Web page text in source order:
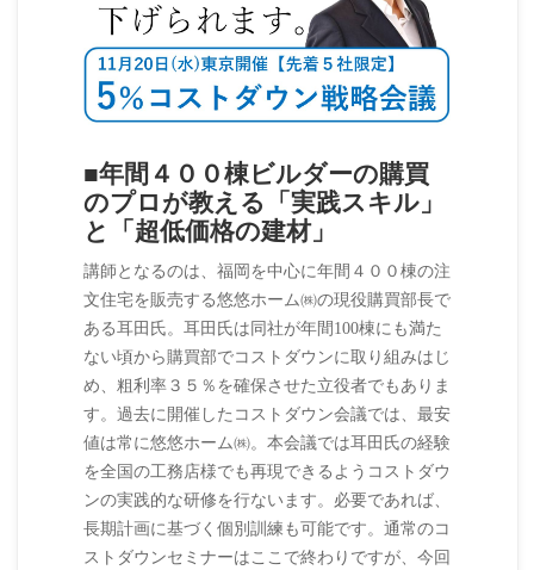
■年間４００棟ビルダーの購買
のプロが教える「実践スキル」
と「超低価格の建材」
講師となるのは、福岡を中心に年間４００棟の注
文住宅を販売する悠悠ホーム㈱の現役購買部長で
ある耳田氏。耳田氏は同社が年間100棟にも満た
ない頃から購買部でコストダウンに取り組みはじ
め、粗利率３５％を確保させた立役者でもありま
す。過去に開催したコストダウン会議では、最安
値は常に悠悠ホーム㈱。本会議では耳田氏の経験
を全国の工務店様でも再現できるようコストダウ
ンの実践的な研修を行ないます。必要であれば、
長期計画に基づく個別訓練も可能です。通常のコ
ストダウンセミナーはここで終わりですが、今回